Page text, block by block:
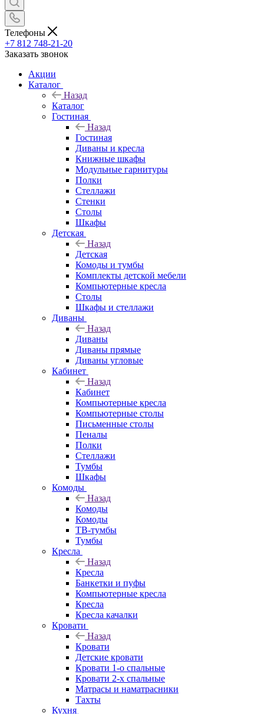
Телефоны
+7 812 748-21-20
Заказать звонок
Акции
Каталог
Назад
Каталог
Гостиная
Назад
Гостиная
Диваны и кресла
Книжные шкафы
Модульные гарнитуры
Полки
Стеллажи
Стенки
Столы
Шкафы
Детская
Назад
Детская
Комоды и тумбы
Комплекты детской мебели
Компьютерные кресла
Столы
Шкафы и стеллажи
Диваны
Назад
Диваны
Диваны прямые
Диваны угловые
Кабинет
Назад
Кабинет
Компьютерные кресла
Компьютерные столы
Письменные столы
Пеналы
Полки
Стеллажи
Тумбы
Шкафы
Комоды
Назад
Комоды
Комоды
ТВ-тумбы
Тумбы
Кресла
Назад
Кресла
Банкетки и пуфы
Компьютерные кресла
Кресла
Кресла качалки
Кровати
Назад
Кровати
Детские кровати
Кровати 1-о спальные
Кровати 2-х спальные
Матрасы и наматрасники
Тахты
Кухня